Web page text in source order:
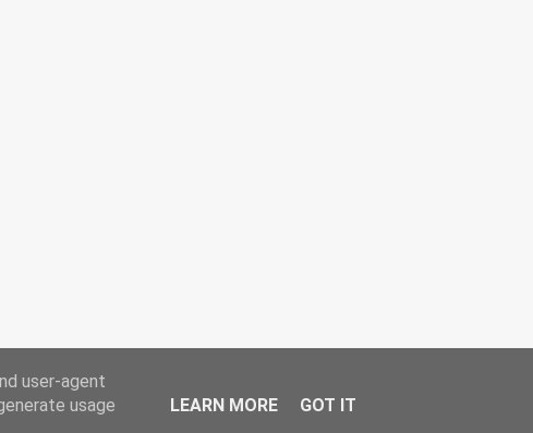
user-agent
usage
LEARN MORE GOT IT